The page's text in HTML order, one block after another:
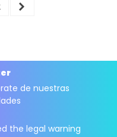
de nuestras
the legal warning